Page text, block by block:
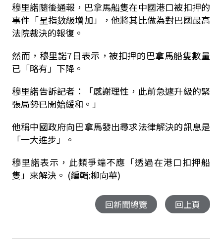
穆里諾隨後通報，巴拿馬船隻在中國港口被扣押的
事件「呈指數級增加」，他將其比做為對巴國最高
法院裁決的報復。
然而，穆里諾7日表示，被扣押的巴拿馬船隻數量
已「略有」下降。
穆里諾告訴記者：「感謝理性，此前急遽升級的緊
張局勢已開始緩和。」
他稱中國政府向巴拿馬發出尋求法律解決的訊息是
「一大進步」。
穆里諾表示，此類爭端不應「透過在港口扣押船
隻」來解決。 (編輯:柳向華)
回新聞總覽 回上頁